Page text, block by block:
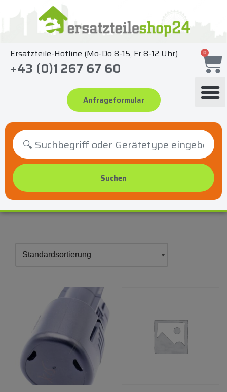
springen
Ersatzteile-Hotline (Mo-Do 8-15, Fr 8-12 Uhr)
+43 (0)1 267 67 60
Anfrageformular
0